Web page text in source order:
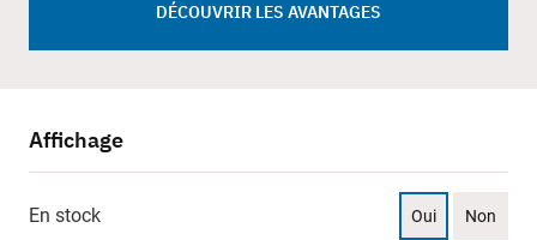
DÉCOUVRIR LES AVANTAGES
Affichage
En stock Oui Non